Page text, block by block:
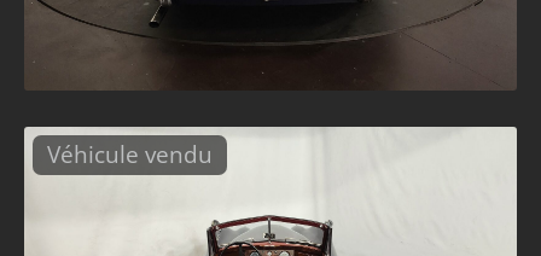
Véhicule vendu